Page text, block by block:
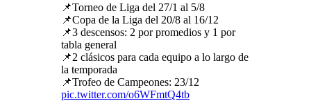
📌Torneo de Liga del 27/1 al 5/8
📌Copa de la Liga del 20/8 al 16/12
📌3 descensos: 2 por promedios y 1 por
tabla general
📌2 clásicos para cada equipo a lo largo de
la temporada
📌Trofeo de Campeones: 23/12
pic.twitter.com/o6WFmtQ4tb